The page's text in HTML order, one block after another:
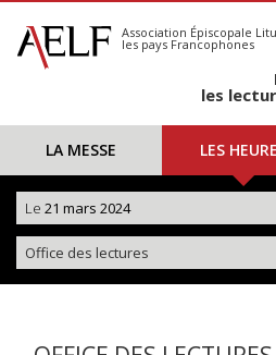
S'abonner
Calendrier
Association Épiscopale
les pays Francophones
les
LA MESSE LES
Le 21 mars 2024
Office des lectures